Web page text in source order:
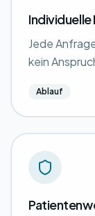
Individuelle
Jede
kein
Ablauf